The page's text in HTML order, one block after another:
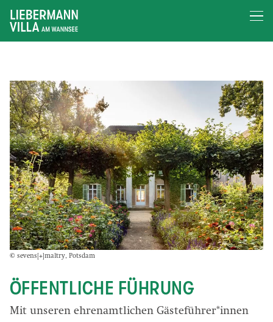
© sevens[+]maltry, Potsdam
ÖFFENTLICHE FÜHRUNG
Mit unseren ehrenamtlichen Gästeführer*innen